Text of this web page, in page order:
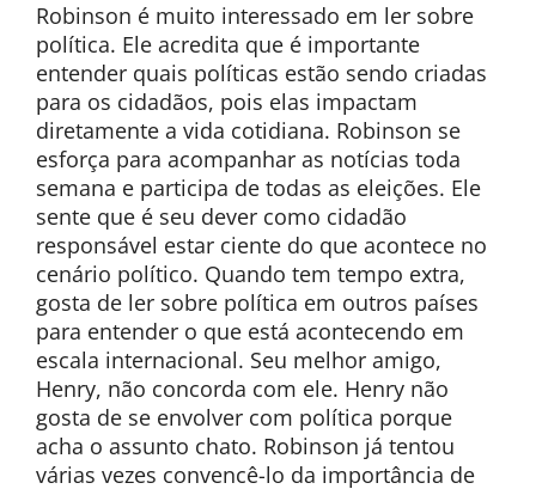
Robinson é muito interessado em ler sobre
política. Ele acredita que é importante
entender quais políticas estão sendo criadas
para os cidadãos, pois elas impactam
diretamente a vida cotidiana. Robinson se
esforça para acompanhar as notícias toda
semana e participa de todas as eleições. Ele
sente que é seu dever como cidadão
responsável estar ciente do que acontece no
cenário político. Quando tem tempo extra,
gosta de ler sobre política em outros países
para entender o que está acontecendo em
escala internacional. Seu melhor amigo,
Henry, não concorda com ele. Henry não
gosta de se envolver com política porque
acha o assunto chato. Robinson já tentou
várias vezes convencê-lo da importância de